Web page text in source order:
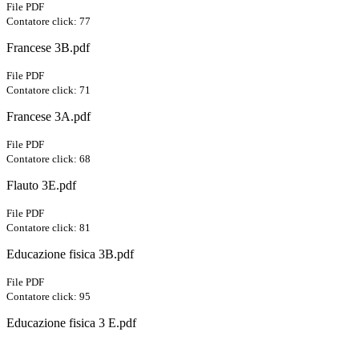
File PDF
Contatore click: 77
Francese 3B.pdf
File PDF
Contatore click: 71
Francese 3A.pdf
File PDF
Contatore click: 68
Flauto 3E.pdf
File PDF
Contatore click: 81
Educazione fisica 3B.pdf
File PDF
Contatore click: 95
Educazione fisica 3 E.pdf